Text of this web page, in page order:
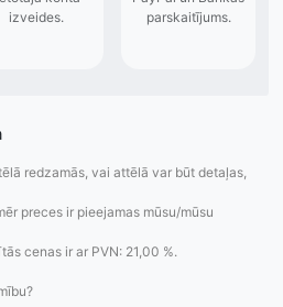
redzamās, vai attēlā var būt detaļas,
preces ir pieejamas mūsu/mūsu
cenas ir ar PVN: 21,00 %.